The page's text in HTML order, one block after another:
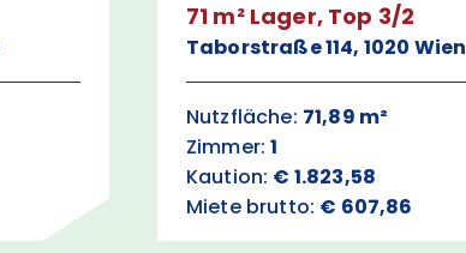
71 m² Lager, Top 3/2
Taborstraße 114, 1020 Wien
Nutzfläche: 71,89 m²
Zimmer:1
Kaution: € 1.823,58
Miete brutto: € 607,86